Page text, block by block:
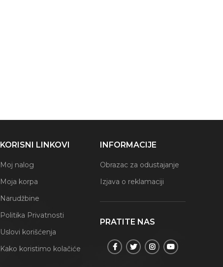
KORISNI LINKOVI
Moj nalog
Moja korpa
Narudžbine
Politika Privatnosti
Uslovi korišćenja
Kako koristimo kolačiće
INFORMACIJE
Obrazac za odustajanje
Izjava o reklamaciji
PRATITE NAS